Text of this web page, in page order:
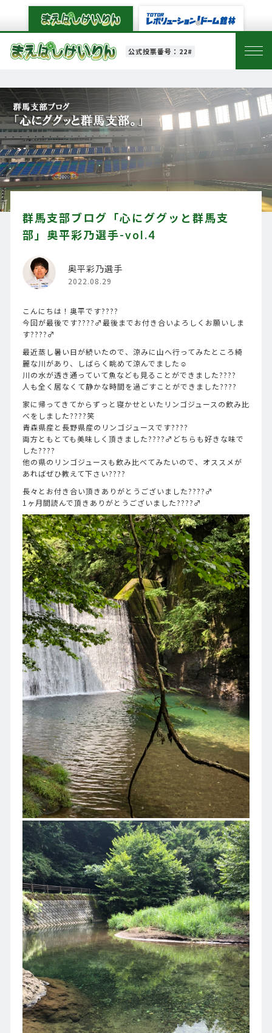
公式投票番号：22#
群馬支部ブログ「心にググッと群馬支
部」奥平彩乃選手-vol.4
奥平彩乃選手
2022.08.29
こんにちは！奥平です????
今回が最後です????‍♂️最後までお付き合いよろしくお願いしま
す????‍♂️
最近蒸し暑い日が続いたので、涼みに山へ行ってみたところ綺
麗な川があり、しばらく眺めて涼んでました☺️
川の水が透き通っていて魚なども見ることができました????
人も全く居なくて静かな時間を過ごすことができました????
家に帰ってきてからずっと寝かせといたリンゴジュースの飲み比
べをしました????笑
青森県産と長野県産のリンゴジュースです????
両方ともとても美味しく頂きました????‍♂️どちらも好きな味で
した????
他の県のリンゴジュースも飲み比べてみたいので、オススメが
あればぜひ教えて下さい????
長々とお付き合い頂きありがとうございました????‍♂️
1ヶ月間読んで頂きありがとうございました????‍♂️